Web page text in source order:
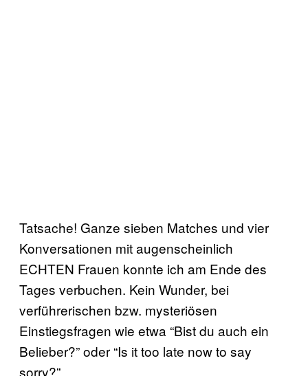
Tatsache! Ganze sieben Matches und vier
Konversationen mit augenscheinlich
ECHTEN Frauen konnte ich am Ende des
Tages verbuchen. Kein Wunder, bei
verführerischen bzw. mysteriösen
Einstiegsfragen wie etwa “Bist du auch ein
Belieber?” oder “Is it too late now to say
sorry?”.